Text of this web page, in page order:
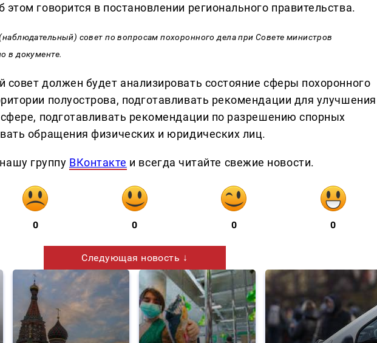
говорится в постановлении регионального правительства.
совет по вопросам похоронного дела при Совете министров
в документе.
совет должен будет анализировать состояние сферы похоронного
полуострова, подготавливать рекомендации для улучшения
сфере, подготавливать рекомендации по разрешению спорных
обращения физических и юридических лиц.
группу ВКонтакте и всегда читайте свежие новости.
0 0 0 0
Следующая новость ↓